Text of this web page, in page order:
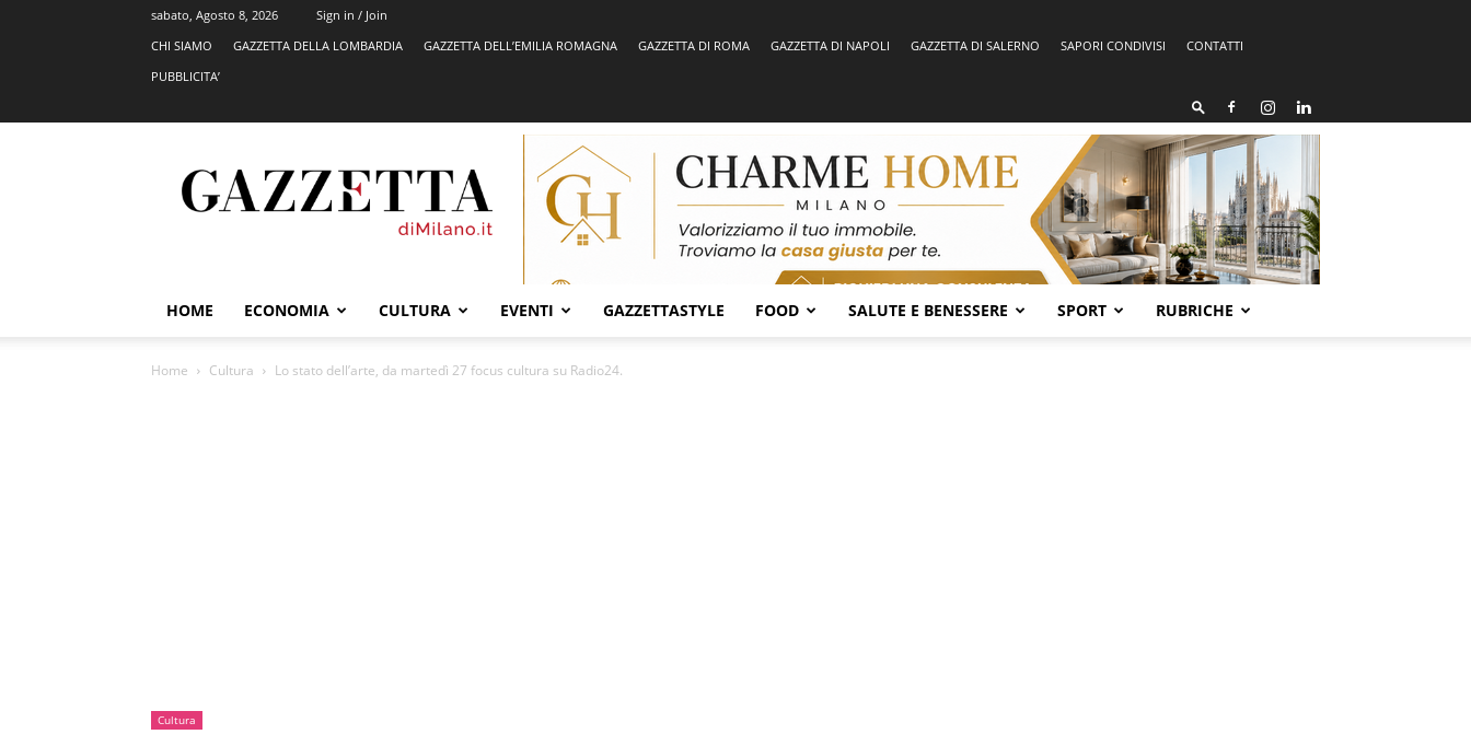
sabato, Agosto 8, 2026
Sign in / Join
CHI SIAMO
GAZZETTA DELLA LOMBARDIA GAZZETTA DELL’EMILIA ROMAGNA GAZZETTA DI ROMA GAZZETTA DI NAPOLI GAZZETTA DI SALERNO SAPORI CONDIVISI
CONTATTI
PUBBLICITA’
HOME ECONOMIA CULTURA EVENTI GAZZETTASTYLE FOOD SALUTE E BENESSERE SPORT RUBRICHE
Home Cultura Lo stato dell’arte, da martedì 27 focus cultura su Radio24.
Cultura